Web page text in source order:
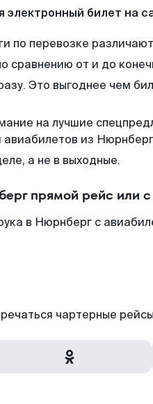
электронный билет на
по перевозке
сравнению от и до
Это выгоднее чем
на лучшие
из
а не в выходные.
прямой рейс или
в Нюрнберг с
чартерные